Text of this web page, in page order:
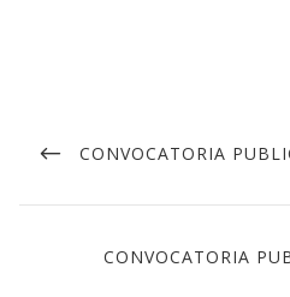
CONVOCATORIA
CONVOCATORIA